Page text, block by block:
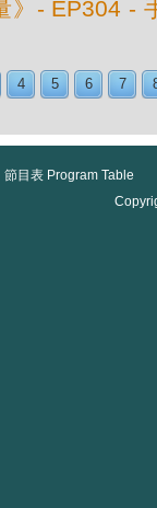
》- EP304 -
4 5 6 7
節目表 Program Table